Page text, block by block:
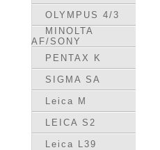
OLYMPUS 4/3
MINOLTA
AF/SONY
PENTAX K
SIGMA SA
Leica M
LEICA S2
Leica L39